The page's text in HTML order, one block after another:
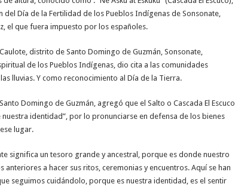
Día de la Fertilidad de los Pueblos Indígenas de Sonsonate,
el que fuera impuesto por los españoles.
distrito de Santo Domingo de Guzmán, Sonsonate,
de los Pueblos Indígenas, dio cita a las comunidades
lluvias. Y como reconocimiento al Día de la Tierra.
Domingo de Guzmán, agregó que el Salto o Cascada El Escuco,
identidad”, por lo pronunciarse en defensa de los bienes
lugar.
significa un tesoro grande y ancestral, porque es donde nuestro
a hacer sus ritos, ceremonias y encuentros. Aquí se han
seguimos cuidándolo, porque es nuestra identidad, es el sentir